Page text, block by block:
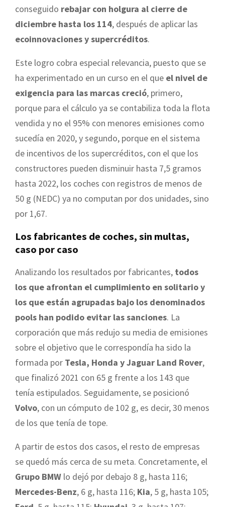
conseguido rebajar con holgura al cierre de
diciembre hasta los 114, después de aplicar las
ecoinnovaciones y supercréditos.
Este logro cobra especial relevancia, puesto que se
ha experimentado en un curso en el que el nivel de
exigencia para las marcas creció, primero,
porque para el cálculo ya se contabiliza toda la flota
vendida y no el 95% con menores emisiones como
sucedía en 2020, y segundo, porque en el sistema
de incentivos de los supercréditos, con el que los
constructores pueden disminuir hasta 7,5 gramos
hasta 2022, los coches con registros de menos de
50 g (NEDC) ya no computan por dos unidades, sino
por 1,67.
Los fabricantes de coches, sin multas,
caso por caso
Analizando los resultados por fabricantes, todos
los que afrontan el cumplimiento en solitario y
los que están agrupadas bajo los denominados
pools han podido evitar las sanciones. La
corporación que más redujo su media de emisiones
sobre el objetivo que le correspondía ha sido la
formada por Tesla, Honda y Jaguar Land Rover,
que finalizó 2021 con 65 g frente a los 143 que
tenía estipulados. Seguidamente, se posicionó
Volvo, con un cómputo de 102 g, es decir, 30 menos
de los que tenía de tope.
A partir de estos dos casos, el resto de empresas
se quedó más cerca de su meta. Concretamente, el
Grupo BMW lo dejó por debajo 8 g, hasta 116;
Mercedes-Benz, 6 g, hasta 116; Kia, 5 g, hasta 105;